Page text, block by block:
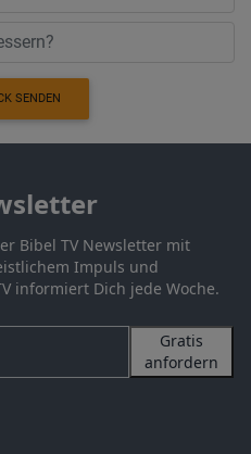
SENDEN
Bibel TV Newsletter mit
Impuls und
informiert Dich jede Woche.
Gratis
anfordern